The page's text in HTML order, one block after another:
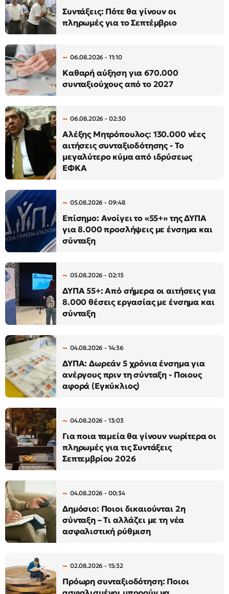
Συντάξεις: Πότε θα γίνουν οι
πληρωμές για το Σεπτέμβριο
06.08.2026 - 11:10
Καθαρή αύξηση για 670.000
συνταξιούχους από το 2027
06.08.2026 - 02:30
Αλέξης Μητρόπουλος: 130.000 νέες
αιτήσεις συνταξιοδότησης - Το
μεγαλύτερο κύμα από ιδρύσεως
ΕΦΚΑ
05.08.2026 - 09:48
Επίσημο: Ανοίγει το «55+» της ΔΥΠΑ
για 8.000 προσλήψεις με ένσημα και
σύνταξη
05.08.2026 - 02:15
ΔΥΠΑ 55+: Από σήμερα οι αιτήσεις για
8.000 θέσεις εργασίας με ένσημα και
σύνταξη
04.08.2026 - 14:36
ΔΥΠΑ: Δωρεάν 5 χρόνια ένσημα για
ανέργους πριν τη σύνταξη - Ποιους
αφορά (Εγκύκλιος)
04.08.2026 - 13:03
Για ποια ταμεία θα γίνουν νωρίτερα οι
πληρωμές για τις Συντάξεις
Σεπτεμβρίου 2026
04.08.2026 - 00:34
Δημόσιο: Ποιοι δικαιούνται 2η
σύνταξη – Τι αλλάζει με τη νέα
ασφαλιστική ρύθμιση
02.08.2026 - 15:32
Πρόωρη συνταξιοδότηση: Ποιοι